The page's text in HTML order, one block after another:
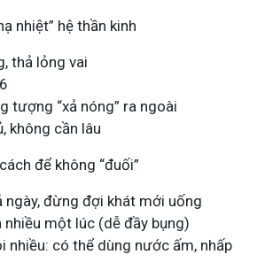
nhiệt” hệ thần kinh
thả lỏng vai
tượng “xả nóng” ra ngoài
không cần lâu
để không “đuối”
ngày, đừng đợi khát mới uống
nhiều một lúc (dễ đầy bụng)
nhiều: có thể dùng nước ấm, nhấp